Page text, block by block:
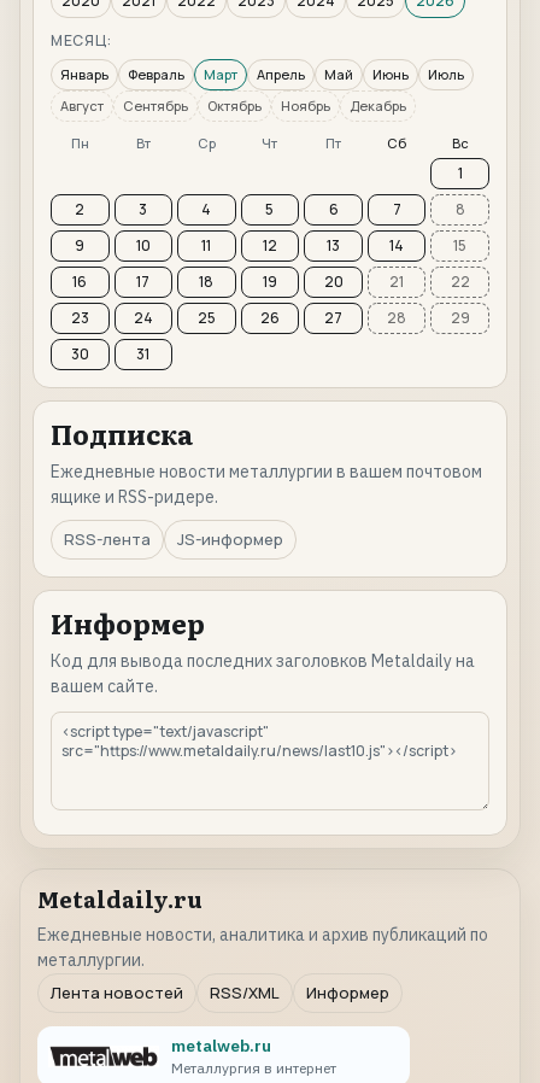
МЕСЯЦ:
Январь Февраль Март Апрель Май Июнь
Июль
Август
Сентябрь Октябрь Ноябрь Декабрь
Пн Вт Ср Чт Пт Сб Вс
1
2
3 4 5 6 7
8
9
10 11 12 13 14
15
16
17 18 19 20 21
22
23
24 25 26 27 28
29
30
31
Подписка
Ежедневные новости металлургии в вашем почтовом
ящике и RSS-ридере.
RSS-лента
JS-информер
Информер
Код для вывода последних заголовков Metaldaily на
вашем сайте.
Metaldaily.ru
Ежедневные новости, аналитика и архив публикаций по
металлургии.
Лента новостей
RSS/XML Информер
metalweb.ru
Металлургия в интернет